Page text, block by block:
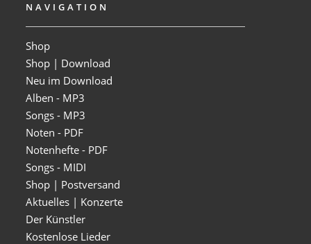
NAVIGATION
Shop
Shop | Download
Neu im Download
Alben - MP3
Songs - MP3
Noten - PDF
Notenhefte - PDF
Songs - MIDI
Shop | Postversand
Aktuelles | Konzerte
Der Künstler
Kostenlose Lieder